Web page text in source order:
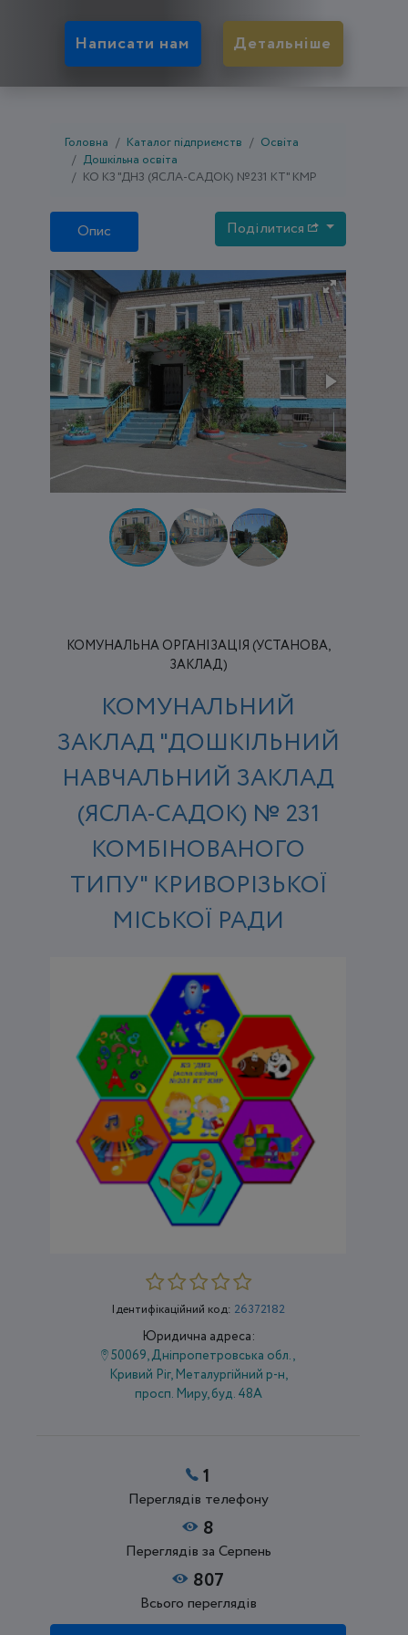
Написати нам Детальніше
Головна Каталог підприємств
Освіта
Дошкільна освіта
КО КЗ "ДНЗ (ЯСЛА-САДОК) №231 КТ" КМР
Опис Поділитися
КОМУНАЛЬНА ОРГАНІЗАЦІЯ (УСТАНОВА,
ЗАКЛАД)
КОМУНАЛЬНИЙ
ЗАКЛАД "ДОШКІЛЬНИЙ
НАВЧАЛЬНИЙ ЗАКЛАД
(ЯСЛА-САДОК) № 231
КОМБІНОВАНОГО
ТИПУ" КРИВОРІЗЬКОЇ
МІСЬКОЇ РАДИ
Ідентифікаційний код: 26372182
Юридична адреса:
50069, Дніпропетровська обл.,
Кривий Ріг, Металургійний р-н,
просп. Миру, буд. 48А
1
Переглядів телефону
8
Переглядів за Серпень
807
Всього переглядів